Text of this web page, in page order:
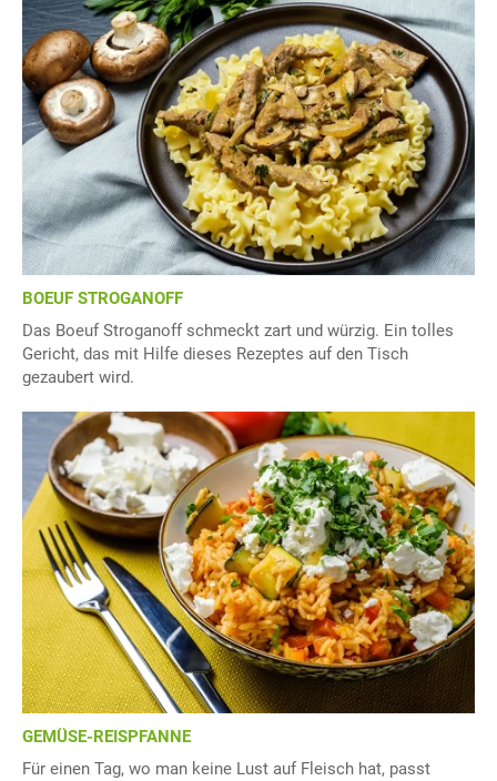
BOEUF STROGANOFF
Das Boeuf Stroganoff schmeckt zart und würzig. Ein tolles
Gericht, das mit Hilfe dieses Rezeptes auf den Tisch
gezaubert wird.
GEMÜSE-REISPFANNE
Für einen Tag, wo man keine Lust auf Fleisch hat, passt